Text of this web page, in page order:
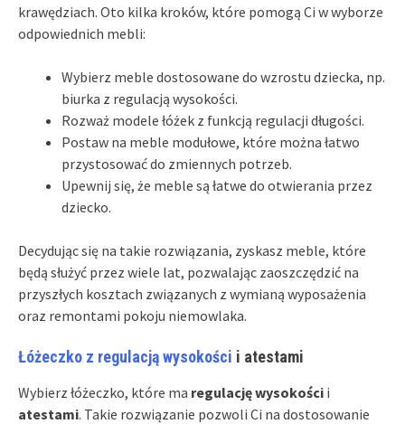
krawędziach. Oto kilka kroków, które pomogą Ci w wyborze
odpowiednich mebli:
Wybierz meble dostosowane do wzrostu dziecka, np.
biurka z regulacją wysokości.
Rozważ modele łóżek z funkcją regulacji długości.
Postaw na meble modułowe, które można łatwo
przystosować do zmiennych potrzeb.
Upewnij się, że meble są łatwe do otwierania przez
dziecko.
Decydując się na takie rozwiązania, zyskasz meble, które
będą służyć przez wiele lat, pozwalając zaoszczędzić na
przyszłych kosztach związanych z wymianą wyposażenia
oraz remontami pokoju niemowlaka.
Łóżeczko z regulacją wysokości i atestami
Wybierz łóżeczko, które ma regulację wysokości i
atestami. Takie rozwiązanie pozwoli Ci na dostosowanie